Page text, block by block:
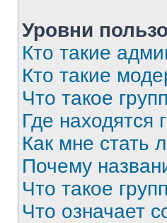
Уровни
Кто такие
Кто такие
Что такое
Где находятся
Как мне стать
Почему
Что такое
Что означает